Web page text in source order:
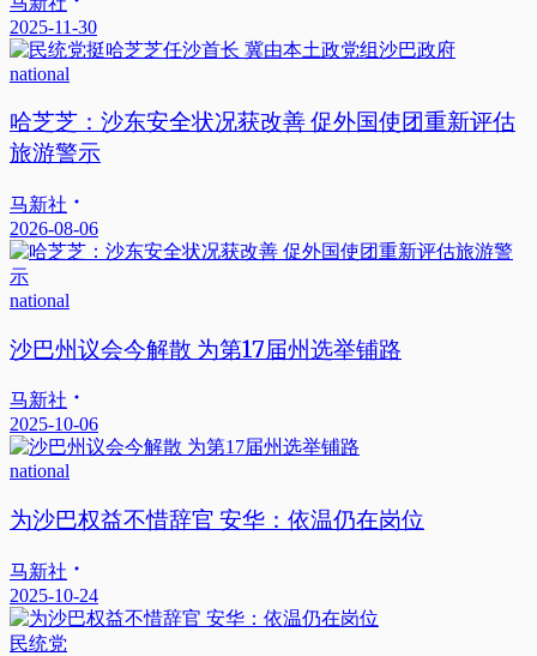
2025-11-30
national
哈芝芝：沙东安全状况获改善 促外国使团重新评估
旅游警示
马新社
2026-08-06
national
沙巴州议会今解散 为第17届州选举铺路
马新社
2025-10-06
national
为沙巴权益不惜辞官 安华：依温仍在岗位
马新社
2025-10-24
民统党